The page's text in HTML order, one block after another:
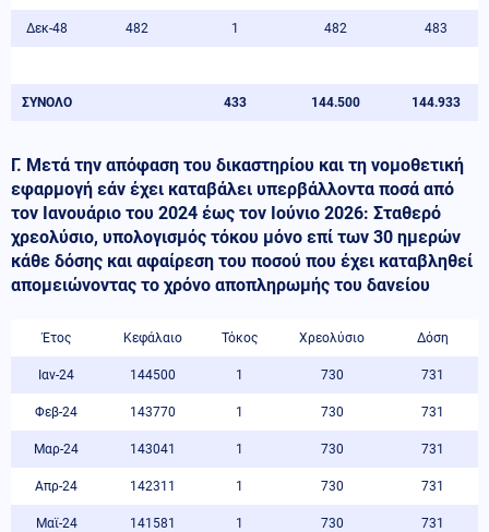
Δεκ-48 482 1 482 483
ΣΥΝΟΛΟ 433 144.500 144.933
Γ. Μετά την απόφαση του δικαστηρίου και τη νομοθετική
εφαρμογή εάν έχει καταβάλει υπερβάλλοντα ποσά από
τον Ιανουάριο του 2024 έως τον Ιούνιο 2026: Σταθερό
χρεολύσιο, υπολογισμός τόκου μόνο επί των 30 ημερών
κάθε δόσης και αφαίρεση του ποσού που έχει καταβληθεί
απομειώνοντας το χρόνο αποπληρωμής του δανείου
Έτος Κεφάλαιο Τόκος Χρεολύσιο Δόση
Ιαν-24 144500 1 730 731
Φεβ-24 143770 1 730 731
Μαρ-24 143041 1 730 731
Απρ-24 142311 1 730 731
Μαϊ-24 141581 1 730 731